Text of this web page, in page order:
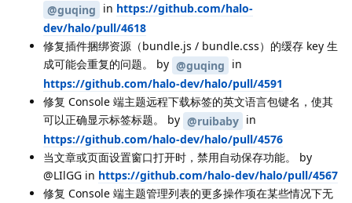
@guqing in https://github.com/halo-
dev/halo/pull/4618
修复插件捆绑资源（bundle.js / bundle.css）的缓存 key 生
成可能会重复的问题。 by @guqing in
https://github.com/halo-dev/halo/pull/4591
修复 Console 端主题远程下载标签的英文语言包键名，使其
可以正确显示标签标题。 by @ruibaby in
https://github.com/halo-dev/halo/pull/4576
当文章或页面设置窗口打开时，禁用自动保存功能。 by
@LIlGG in https://github.com/halo-dev/halo/pull/4567
修复 Console 端主题管理列表的更多操作项在某些情况下无